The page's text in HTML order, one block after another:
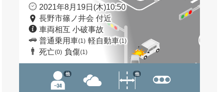
2021年8月19日(木)10:50
長野市篠ノ井会 付近
車両相互 小破事故
普通乗用車(1) 軽自動車(1)
死亡(0) 負傷(1)
他 他